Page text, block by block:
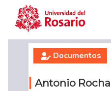
Skip to main content
Documentos
Antonio